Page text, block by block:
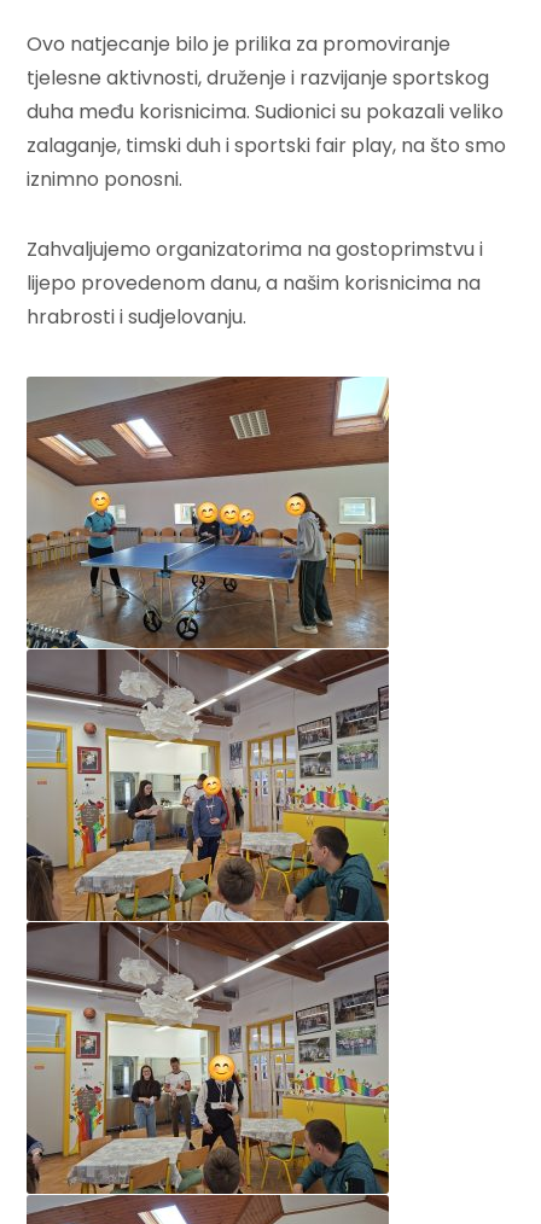
Ovo natjecanje bilo je prilika za promoviranje
tjelesne aktivnosti, druženje i razvijanje sportskog
duha među korisnicima. Sudionici su pokazali veliko
zalaganje, timski duh i sportski fair play, na što smo
iznimno ponosni.
Zahvaljujemo organizatorima na gostoprimstvu i
lijepo provedenom danu, a našim korisnicima na
hrabrosti i sudjelovanju.